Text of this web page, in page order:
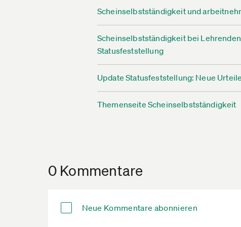
Scheinselbstständigkeit und
Scheinselbstständigkeit bei
Statusfeststellung
Update Statusfeststellung: Neue
Themenseite Scheinselbstständigkeit
0 Kommentare
Neue Kommentare abonnieren